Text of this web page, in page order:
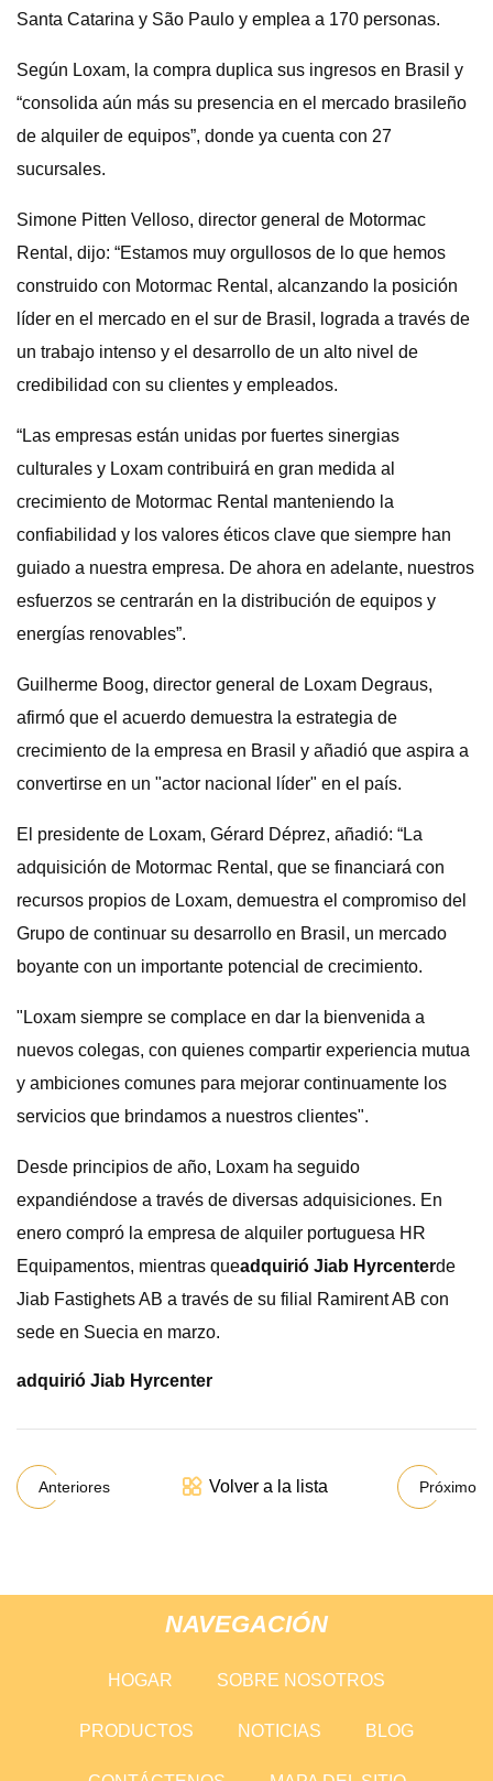
Santa Catarina y São Paulo y emplea a 170 personas.
Según Loxam, la compra duplica sus ingresos en Brasil y
“consolida aún más su presencia en el mercado brasileño
de alquiler de equipos”, donde ya cuenta con 27
sucursales.
Simone Pitten Velloso, director general de Motormac
Rental, dijo: “Estamos muy orgullosos de lo que hemos
construido con Motormac Rental, alcanzando la posición
líder en el mercado en el sur de Brasil, lograda a través de
un trabajo intenso y el desarrollo de un alto nivel de
credibilidad con su clientes y empleados.
“Las empresas están unidas por fuertes sinergias
culturales y Loxam contribuirá en gran medida al
crecimiento de Motormac Rental manteniendo la
confiabilidad y los valores éticos clave que siempre han
guiado a nuestra empresa. De ahora en adelante, nuestros
esfuerzos se centrarán en la distribución de equipos y
energías renovables”.
Guilherme Boog, director general de Loxam Degraus,
afirmó que el acuerdo demuestra la estrategia de
crecimiento de la empresa en Brasil y añadió que aspira a
convertirse en un "actor nacional líder" en el país.
El presidente de Loxam, Gérard Déprez, añadió: “La
adquisición de Motormac Rental, que se financiará con
recursos propios de Loxam, demuestra el compromiso del
Grupo de continuar su desarrollo en Brasil, un mercado
boyante con un importante potencial de crecimiento.
"Loxam siempre se complace en dar la bienvenida a
nuevos colegas, con quienes compartir experiencia mutua
y ambiciones comunes para mejorar continuamente los
servicios que brindamos a nuestros clientes".
Desde principios de año, Loxam ha seguido
expandiéndose a través de diversas adquisiciones. En
enero compró la empresa de alquiler portuguesa HR
Equipamentos, mientras queadquirió Jiab Hyrcenterde
Jiab Fastighets AB a través de su filial Ramirent AB con
sede en Suecia en marzo.
adquirió Jiab Hyrcenter
Anteriores Volver a la lista Próximo
NAVEGACIÓN
HOGAR SOBRE NOSOTROS
PRODUCTOS NOTICIAS BLOG